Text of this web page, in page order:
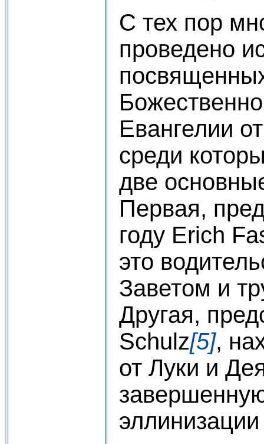
С тех пор
проведено
Евангелии
среди
две
Первая,
году Erich
это
Заветом и
Другая,
Schulz[5],
от Луки и